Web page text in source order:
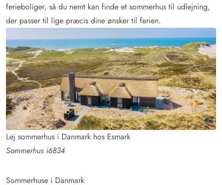
ferieboliger, så du nemt kan finde et sommerhus til udlejning,
der passer til lige præcis dine ønsker til ferien.
Lej sommerhus i Danmark hos Esmark
Sommerhus i6834
Sommerhuse i Danmark